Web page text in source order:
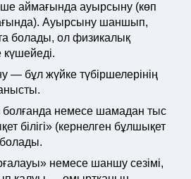
аймағында ауырсыну (көп
Ауырсыну шаншып,
болады, ол физикалық
күшейеді.
— бұл жүйке түбіршелерінің
болғанда немесе шамадан тыс
білігі» (кернелген бұлшықет
немесе шаншу сезімі,